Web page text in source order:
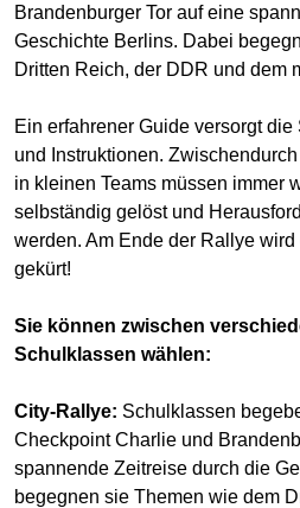
Brandenburger Tor auf eine
Geschichte Berlins. Dabei
Dritten Reich, der DDR und dem
Ein erfahrener Guide versorgt
und Instruktionen.
in kleinen Teams müssen immer
selbständig gelöst und
werden. Am Ende der Rallye
gekürt!
Sie können zwischen
Schulklassen wählen:
City-Rallye: Schulklassen
Checkpoint Charlie und
spannende Zeitreise durch die
begegnen sie Themen wie dem